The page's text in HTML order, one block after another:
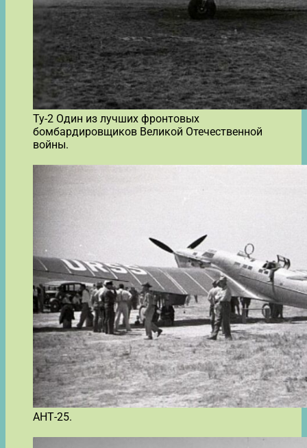
Ту-2 Один из лучших фронтовых
бомбардировщиков Великой Отечественной
войны.
АНТ-25.